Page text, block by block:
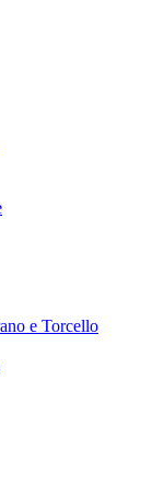
e Torcello